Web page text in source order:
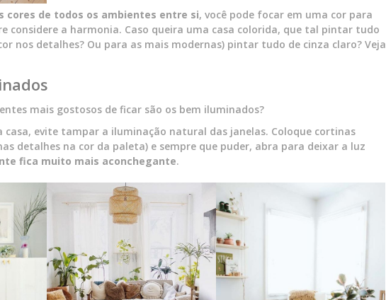
cores de todos os ambientes entre si, você pode focar em uma cor para
considere a harmonia. Caso queira uma casa colorida, que tal pintar tudo
nos detalhes? Ou para as mais modernas) pintar tudo de cinza claro? Veja
mais gostosos de ficar são os bem iluminados?
casa, evite tampar a iluminação natural das janelas. Coloque cortinas
detalhes na cor da paleta) e sempre que puder, abra para deixar a luz
fica muito mais aconchegante.